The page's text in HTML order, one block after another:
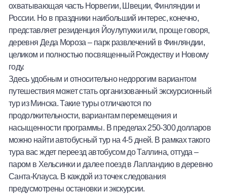
охватывающая часть Норвегии, Швеции, Финляндии и
России. Но в праздники наибольший интерес, конечно,
представляет резиденция Йоулупукки или, проще говоря,
деревня Деда Мороза – парк развлечений в Финляндии,
целиком и полностью посвященный Рождеству и Новому
году.
Здесь удобным и относительно недорогим вариантом
путешествия может стать организованный экскурсионный
тур из Минска. Такие туры отличаются по
продолжительности, вариантам перемещения и
насыщенности программы. В пределах 250-300 долларов
можно найти автобусный тур на 4-5 дней. В рамках такого
тура вас ждет переезд автобусом до Таллина, оттуда –
паром в Хельсинки и далее поезд в Лапландию в деревню
Санта-Клауса. В каждой из точек следования
предусмотрены остановки и экскурсии.